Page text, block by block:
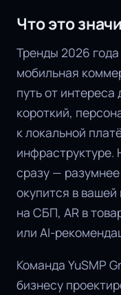
Что это
Тренды 2026
мобильная
путь от
короткий,
к локальной
инфраструктуре.
сразу —
окупится в
на СБП, AR в
или AI-
Команда YuSMP
бизнесу